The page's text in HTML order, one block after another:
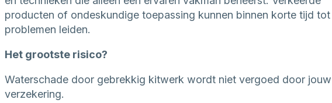
producten of ondeskundige toepassing kunnen binnen korte tijd tot
problemen leiden.
Het grootste risico?
Waterschade door gebrekkig kitwerk wordt niet vergoed door jouw
verzekering.